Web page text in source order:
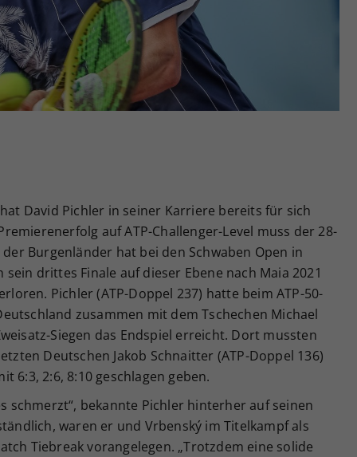
David Pichler in seiner Karriere bereits für sich
auf ATP-Challenger-Level muss der 28-
Burgenländer hat bei den Schwaben Open in
drittes Finale auf dieser Ebene nach Maia 2021
Pichler (ATP-Doppel 237) hatte beim ATP-50-
zusammen mit dem Tschechen Michael
Siegen das Endspiel erreicht. Dort mussten
Deutschen Jakob Schnaitter (ATP-Doppel 136)
6:3, 2:6, 8:10 geschlagen geben.
schmerzt“, bekannte Pichler hinterher auf seinen
waren er und Vrbenský im Titelkampf als
Tiebreak vorangelegen. „Trotzdem eine solide
Ihrer vorgenommen Einstellungen, falls der
Webseiten-Betreiber dies eingestellt hat.